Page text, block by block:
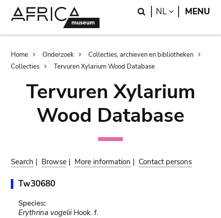
Search
NL LANGUAGE
MENU
Breadcrumb
Home Onderzoek
Collecties, archieven en bibliotheken
Collecties
Tervuren Xylarium Wood Database
Tervuren Xylarium
Wood Database
Search | Browse | More information | Contact persons
Tw30680
Species:
Erythrina vogeliiHook. f.